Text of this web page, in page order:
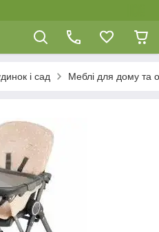
і сад Меблі для дому та